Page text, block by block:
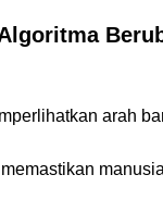
arah